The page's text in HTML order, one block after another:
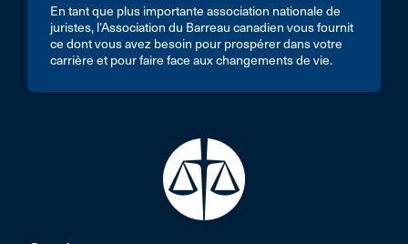
En tant que plus importante association nationale de
juristes, l’Association du Barreau canadien vous fournit
ce dont vous avez besoin pour prospérer dans votre
carrière et pour faire face aux changements de vie.